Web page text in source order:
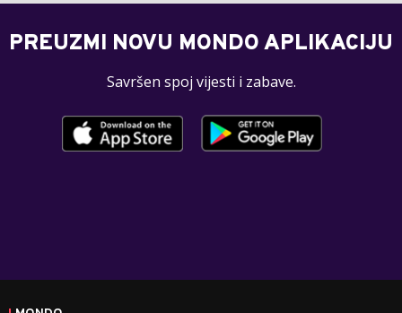
PREUZMI NOVU MONDO APLIKACIJU
Savršen spoj vijesti i zabave.